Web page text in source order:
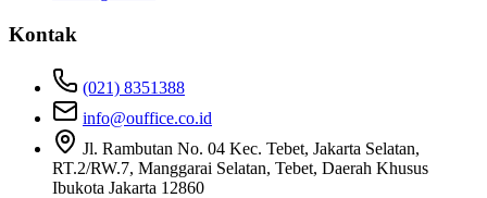
Kontak
(021) 8351388
info@ouffice.co.id
Jl. Rambutan No. 04 Kec. Tebet, Jakarta Selatan,
RT.2/RW.7, Manggarai Selatan, Tebet, Daerah Khusus
Ibukota Jakarta 12860